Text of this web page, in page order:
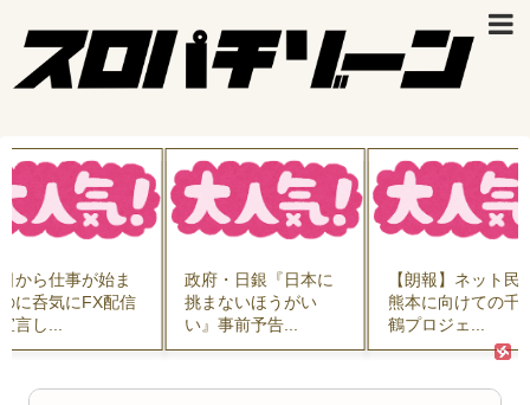
から仕事が始ま
に呑気にFX配信
言し...
政府・日銀『日本に
挑まないほうがい
い』事前予告...
【朗報】ネット民
熊本に向けての千
鶴プロジェ...